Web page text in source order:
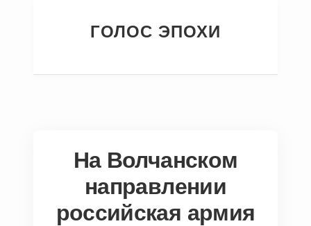
ГОЛОС ЭПОХИ
На Волчанском
направлении
российская армия